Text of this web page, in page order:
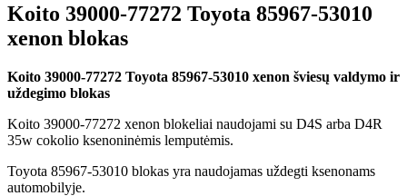
Koito 39000-77272 Toyota 85967-53010
xenon blokas
Koito 39000-77272 Toyota 85967-53010 xenon šviesų valdymo ir
uždegimo blokas
Koito 39000-77272 xenon blokeliai naudojami su D4S arba D4R
35w cokolio ksenoninėmis lemputėmis.
Toyota 85967-53010 blokas yra naudojamas uždegti ksenonams
automobilyje.